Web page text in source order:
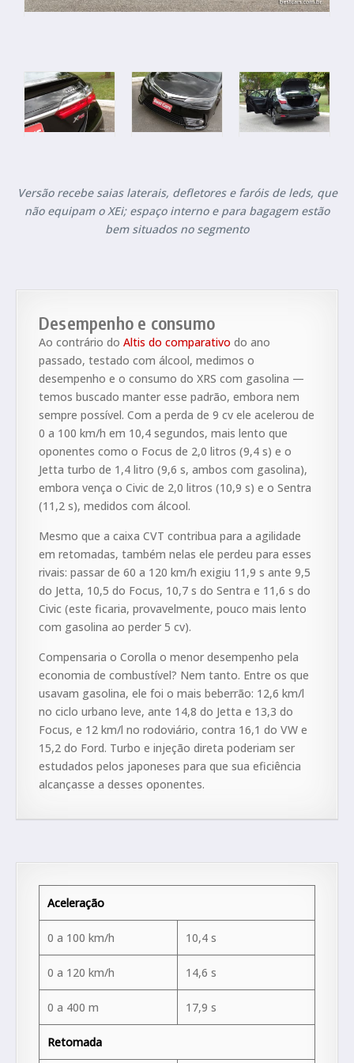
Versão recebe saias laterais, defletores e faróis de leds, que
não equipam o XEi; espaço interno e para bagagem estão
bem situados no segmento
Desempenho e consumo
Ao contrário do Altis do comparativo do ano
passado, testado com álcool, medimos o
desempenho e o consumo do XRS com gasolina —
temos buscado manter esse padrão, embora nem
sempre possível. Com a perda de 9 cv ele acelerou de
0 a 100 km/h em 10,4 segundos, mais lento que
oponentes como o Focus de 2,0 litros (9,4 s) e o
Jetta turbo de 1,4 litro (9,6 s, ambos com gasolina),
embora vença o Civic de 2,0 litros (10,9 s) e o Sentra
(11,2 s), medidos com álcool.
Mesmo que a caixa CVT contribua para a agilidade
em retomadas, também nelas ele perdeu para esses
rivais: passar de 60 a 120 km/h exigiu 11,9 s ante 9,5
do Jetta, 10,5 do Focus, 10,7 s do Sentra e 11,6 s do
Civic (este ficaria, provavelmente, pouco mais lento
com gasolina ao perder 5 cv).
Compensaria o Corolla o menor desempenho pela
economia de combustível? Nem tanto. Entre os que
usavam gasolina, ele foi o mais beberrão: 12,6 km/l
no ciclo urbano leve, ante 14,8 do Jetta e 13,3 do
Focus, e 12 km/l no rodoviário, contra 16,1 do VW e
15,2 do Ford. Turbo e injeção direta poderiam ser
estudados pelos japoneses para que sua eficiência
alcançasse a desses oponentes.
Aceleração
0 a 100 km/h 10,4 s
0 a 120 km/h 14,6 s
0 a 400 m 17,9 s
Retomada